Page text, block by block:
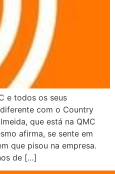
e todos os seus
com o Country
que está na QMC
afirma, se sente em
que pisou na empresa.
de […]